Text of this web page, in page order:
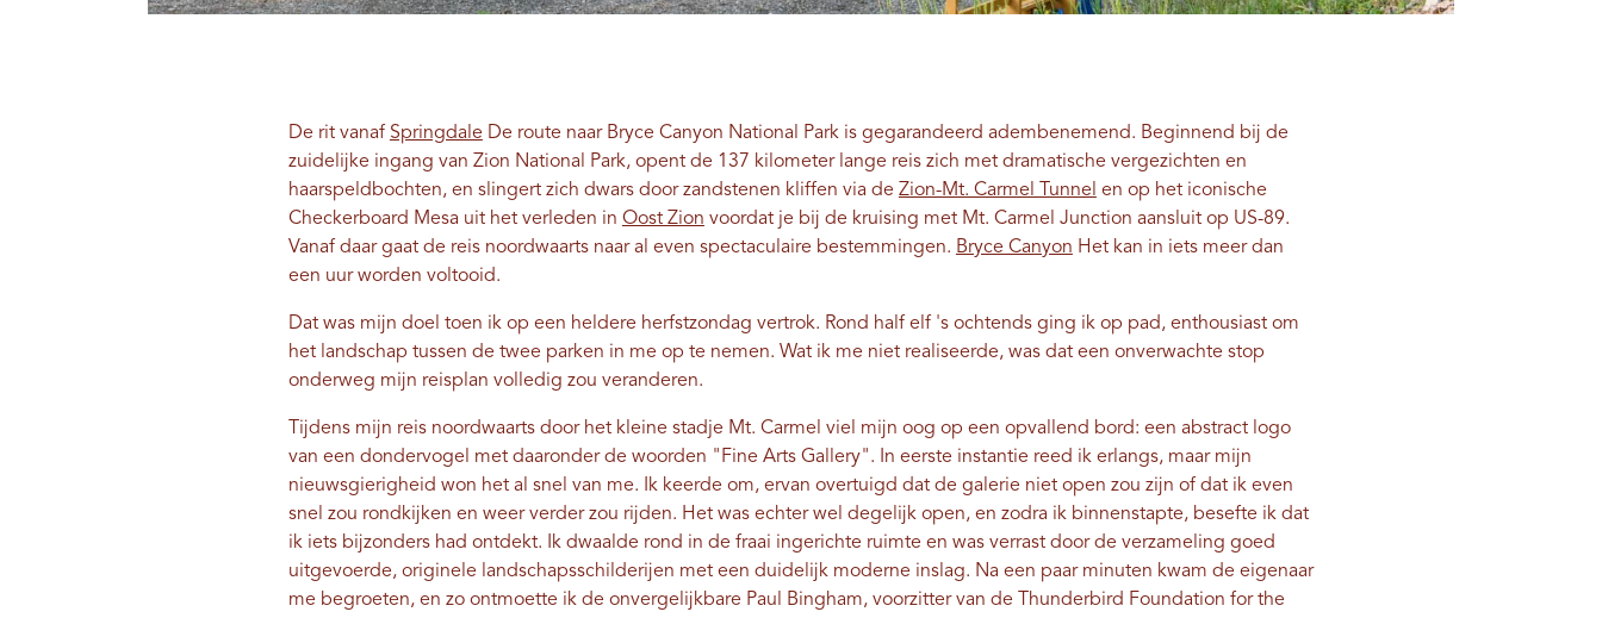
De rit vanaf Springdale De route naar Bryce Canyon National Park is gegarandeerd adembenemend. Beginnend bij de
zuidelijke ingang van Zion National Park, opent de 137 kilometer lange reis zich met dramatische vergezichten en
haarspeldbochten, en slingert zich dwars door zandstenen kliffen via de Zion-Mt. Carmel Tunnel en op het iconische
Checkerboard Mesa uit het verleden in Oost Zion voordat je bij de kruising met Mt. Carmel Junction aansluit op US-89.
Vanaf daar gaat de reis noordwaarts naar al even spectaculaire bestemmingen. Bryce Canyon Het kan in iets meer dan
een uur worden voltooid.
Dat was mijn doel toen ik op een heldere herfstzondag vertrok. Rond half elf 's ochtends ging ik op pad, enthousiast om
het landschap tussen de twee parken in me op te nemen. Wat ik me niet realiseerde, was dat een onverwachte stop
onderweg mijn reisplan volledig zou veranderen.
Tijdens mijn reis noordwaarts door het kleine stadje Mt. Carmel viel mijn oog op een opvallend bord: een abstract logo
van een dondervogel met daaronder de woorden "Fine Arts Gallery". In eerste instantie reed ik erlangs, maar mijn
nieuwsgierigheid won het al snel van me. Ik keerde om, ervan overtuigd dat de galerie niet open zou zijn of dat ik even
snel zou rondkijken en weer verder zou rijden. Het was echter wel degelijk open, en zodra ik binnenstapte, besefte ik dat
ik iets bijzonders had ontdekt. ​​Ik dwaalde rond in de fraai ingerichte ruimte en was verrast door de verzameling goed
uitgevoerde, originele landschapsschilderijen met een duidelijk moderne inslag. Na een paar minuten kwam de eigenaar
me begroeten, en zo ontmoette ik de onvergelijkbare Paul Bingham, voorzitter van de Thunderbird Foundation for the